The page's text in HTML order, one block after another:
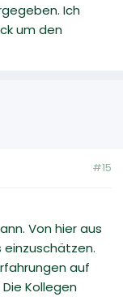
Ich
um den
#15
Von hier aus
einzuschätzen.
auf
Kollegen